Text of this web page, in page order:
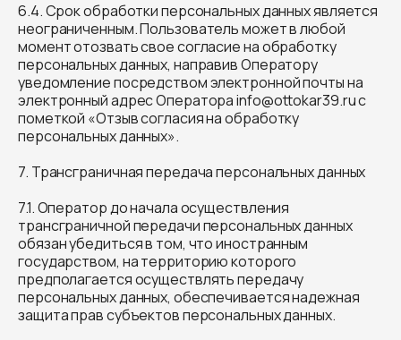
6.4. Срок обработки персональных данных является
неограниченным. Пользователь может в любой
момент отозвать свое согласие на обработку
персональных данных, направив Оператору
уведомление посредством электронной почты на
электронный адрес Оператора info@ottokar39.ru с
пометкой «Отзыв согласия на обработку
персональных данных».
7. Трансграничная передача персональных данных
7.1. Оператор до начала осуществления
трансграничной передачи персональных данных
обязан убедиться в том, что иностранным
государством, на территорию которого
предполагается осуществлять передачу
персональных данных, обеспечивается надежная
защита прав субъектов персональных данных.